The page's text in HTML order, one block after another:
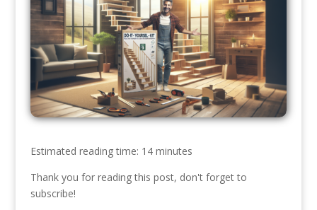
Estimated reading time: 14 minutes
Thank you for reading this post, don't forget to
subscribe!